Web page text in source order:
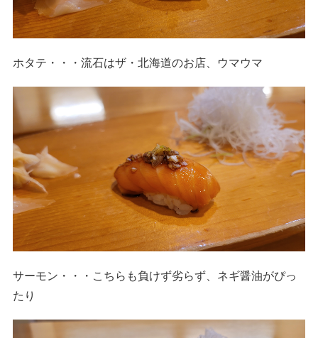
ホタテ・・・流石はザ・北海道のお店、ウマウマ
サーモン・・・こちらも負けず劣らず、ネギ醤油がぴっ
たり